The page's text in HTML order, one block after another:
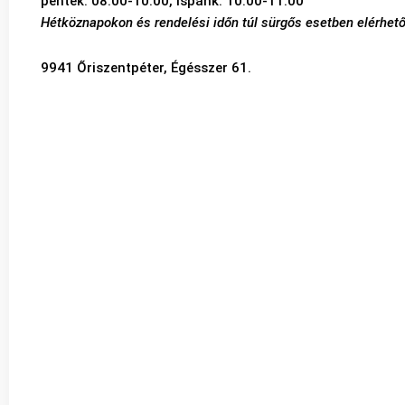
Hétköznapokon és rendelési időn túl sürgős esetben
9941 Őriszentpéter, Égésszer 61.